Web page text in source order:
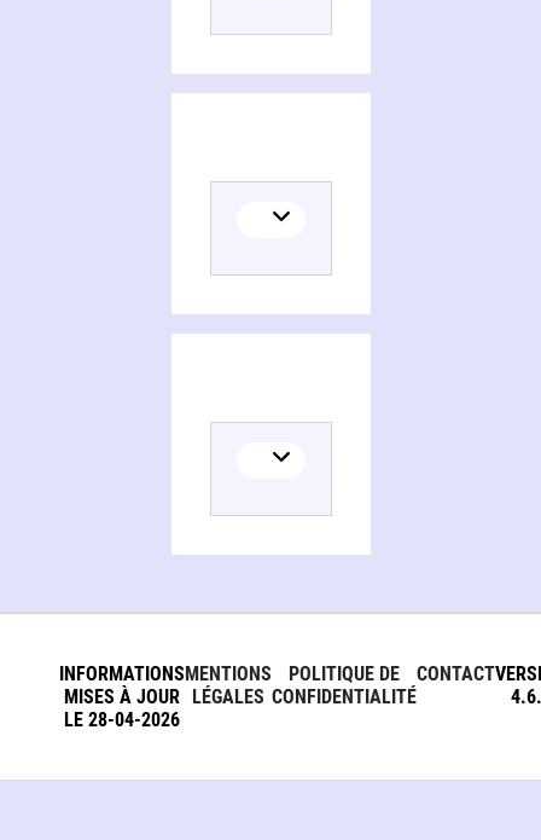
INFORMATIONS
MISES À JOUR
LE 28-04-2026
MENTIONS
LÉGALES
POLITIQUE DE
CONFIDENTIALITÉ
CONTACT